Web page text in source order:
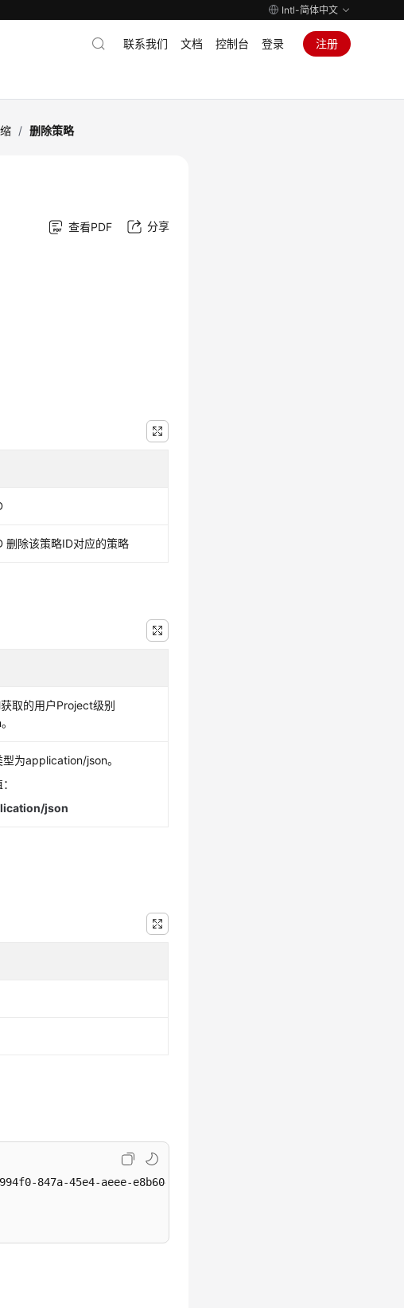
Intl-简体中文
联系我们 文档 控制台 登录 注册
/ 删除策略
查看PDF 分享
删除该策略ID对应的策略
取的用户Project级别
型为application/json。
json
847a-45e4-aeee-e8b604dddb34